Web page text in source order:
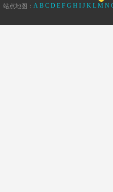
站点地图： A B C D E F G H I J K L M N